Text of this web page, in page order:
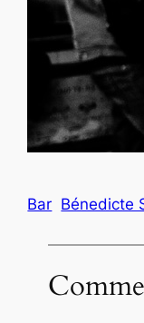
Bar Bénedicte